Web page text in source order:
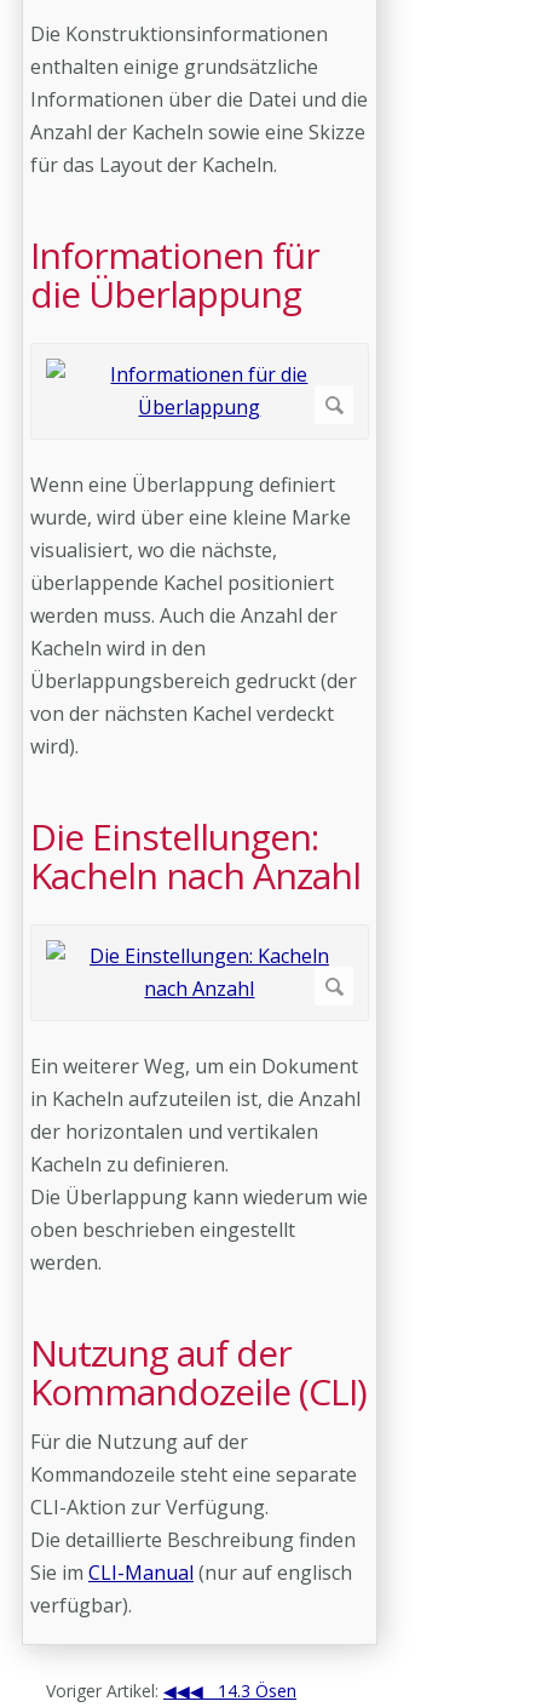
Die Konstruktionsinformationen
enthalten einige grundsätzliche
Informationen über die Datei und die
Anzahl der Kacheln sowie eine Skizze
für das Layout der Kacheln.
Informationen für
die Überlappung
Wenn eine Überlappung definiert
wurde, wird über eine kleine Marke
visualisiert, wo die nächste,
überlappende Kachel positioniert
werden muss. Auch die Anzahl der
Kacheln wird in den
Überlappungsbereich gedruckt (der
von der nächsten Kachel verdeckt
wird).
Die Einstellungen:
Kacheln nach Anzahl
Ein weiterer Weg, um ein Dokument
in Kacheln aufzuteilen ist, die Anzahl
der horizontalen und vertikalen
Kacheln zu definieren.
Die Überlappung kann wiederum wie
oben beschrieben eingestellt
werden.
Nutzung auf der
Kommandozeile (CLI)
Für die Nutzung auf der
Kommandozeile steht eine separate
CLI-Aktion zur Verfügung.
Die detaillierte Beschreibung finden
Sie im CLI-Manual (nur auf englisch
verfügbar).
Voriger Artikel:
14.3 Ösen